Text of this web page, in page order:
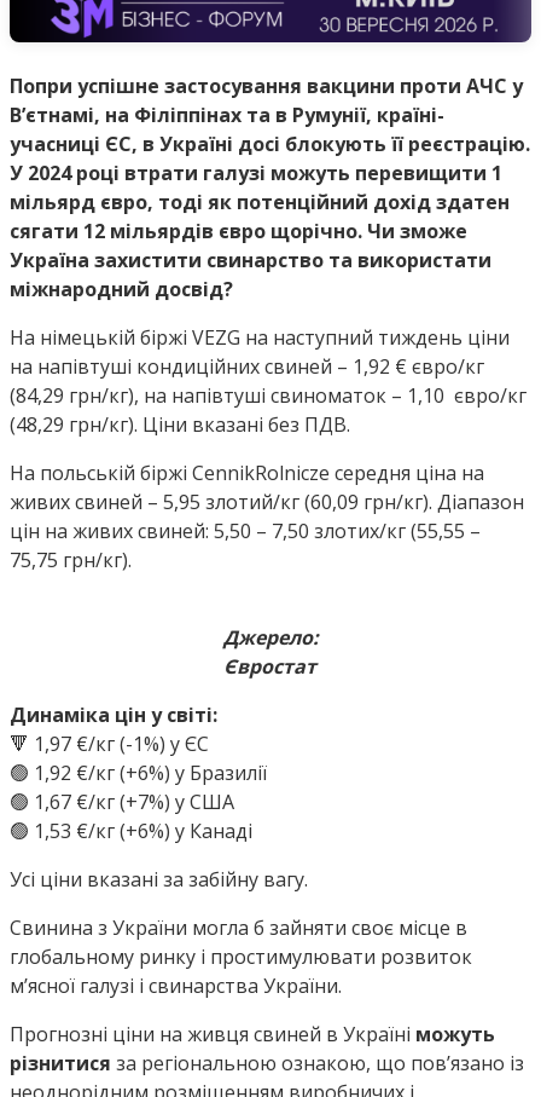
Попри успішне застосування вакцини проти АЧС у
В’єтнамі, на Філіппінах та в Румунії, країні-
учасниці ЄС, в Україні досі блокують її реєстрацію.
У 2024 році втрати галузі можуть перевищити 1
мільярд євро, тоді як потенційний дохід здатен
сягати 12 мільярдів євро щорічно. Чи зможе
Україна захистити свинарство та використати
міжнародний досвід?
На німецькій біржі VEZG на наступний тиждень ціни
на напівтуші кондиційних свиней – 1,92 € євро/кг
(84,29 грн/кг), на напівтуші свиноматок – 1,10 євро/кг
(48,29 грн/кг). Ціни вказані без ПДВ.
На польській біржі CennikRolnicze середня ціна на
живих свиней – 5,95 злотий/кг (60,09 грн/кг). Діапазон
цін на живих свиней: 5,50 – 7,50 злотих/кг (55,55 –
75,75 грн/кг).
Джерело:
Євростат
Динаміка цін у світі:
🔻 1,97 €/кг (-1%) у ЄС
🟢 1,92 €/кг (+6%) у Бразилії
🟢 1,67 €/кг (+7%) у США
🟢 1,53 €/кг (+6%) у Канаді
Усі ціни вказані за забійну вагу.
Свинина з України могла б зайняти своє місце в
глобальному ринку і простимулювати розвиток
мʼясної галузі і свинарства України.
Прогнозні ціни на живця свиней в Україні можуть
різнитися за регіональною ознакою, що пов’язано із